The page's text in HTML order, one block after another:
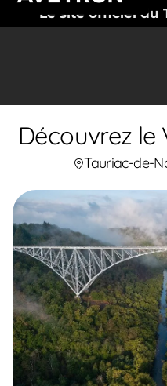
Le site officiel du
Découvrez
Tauriac-de-